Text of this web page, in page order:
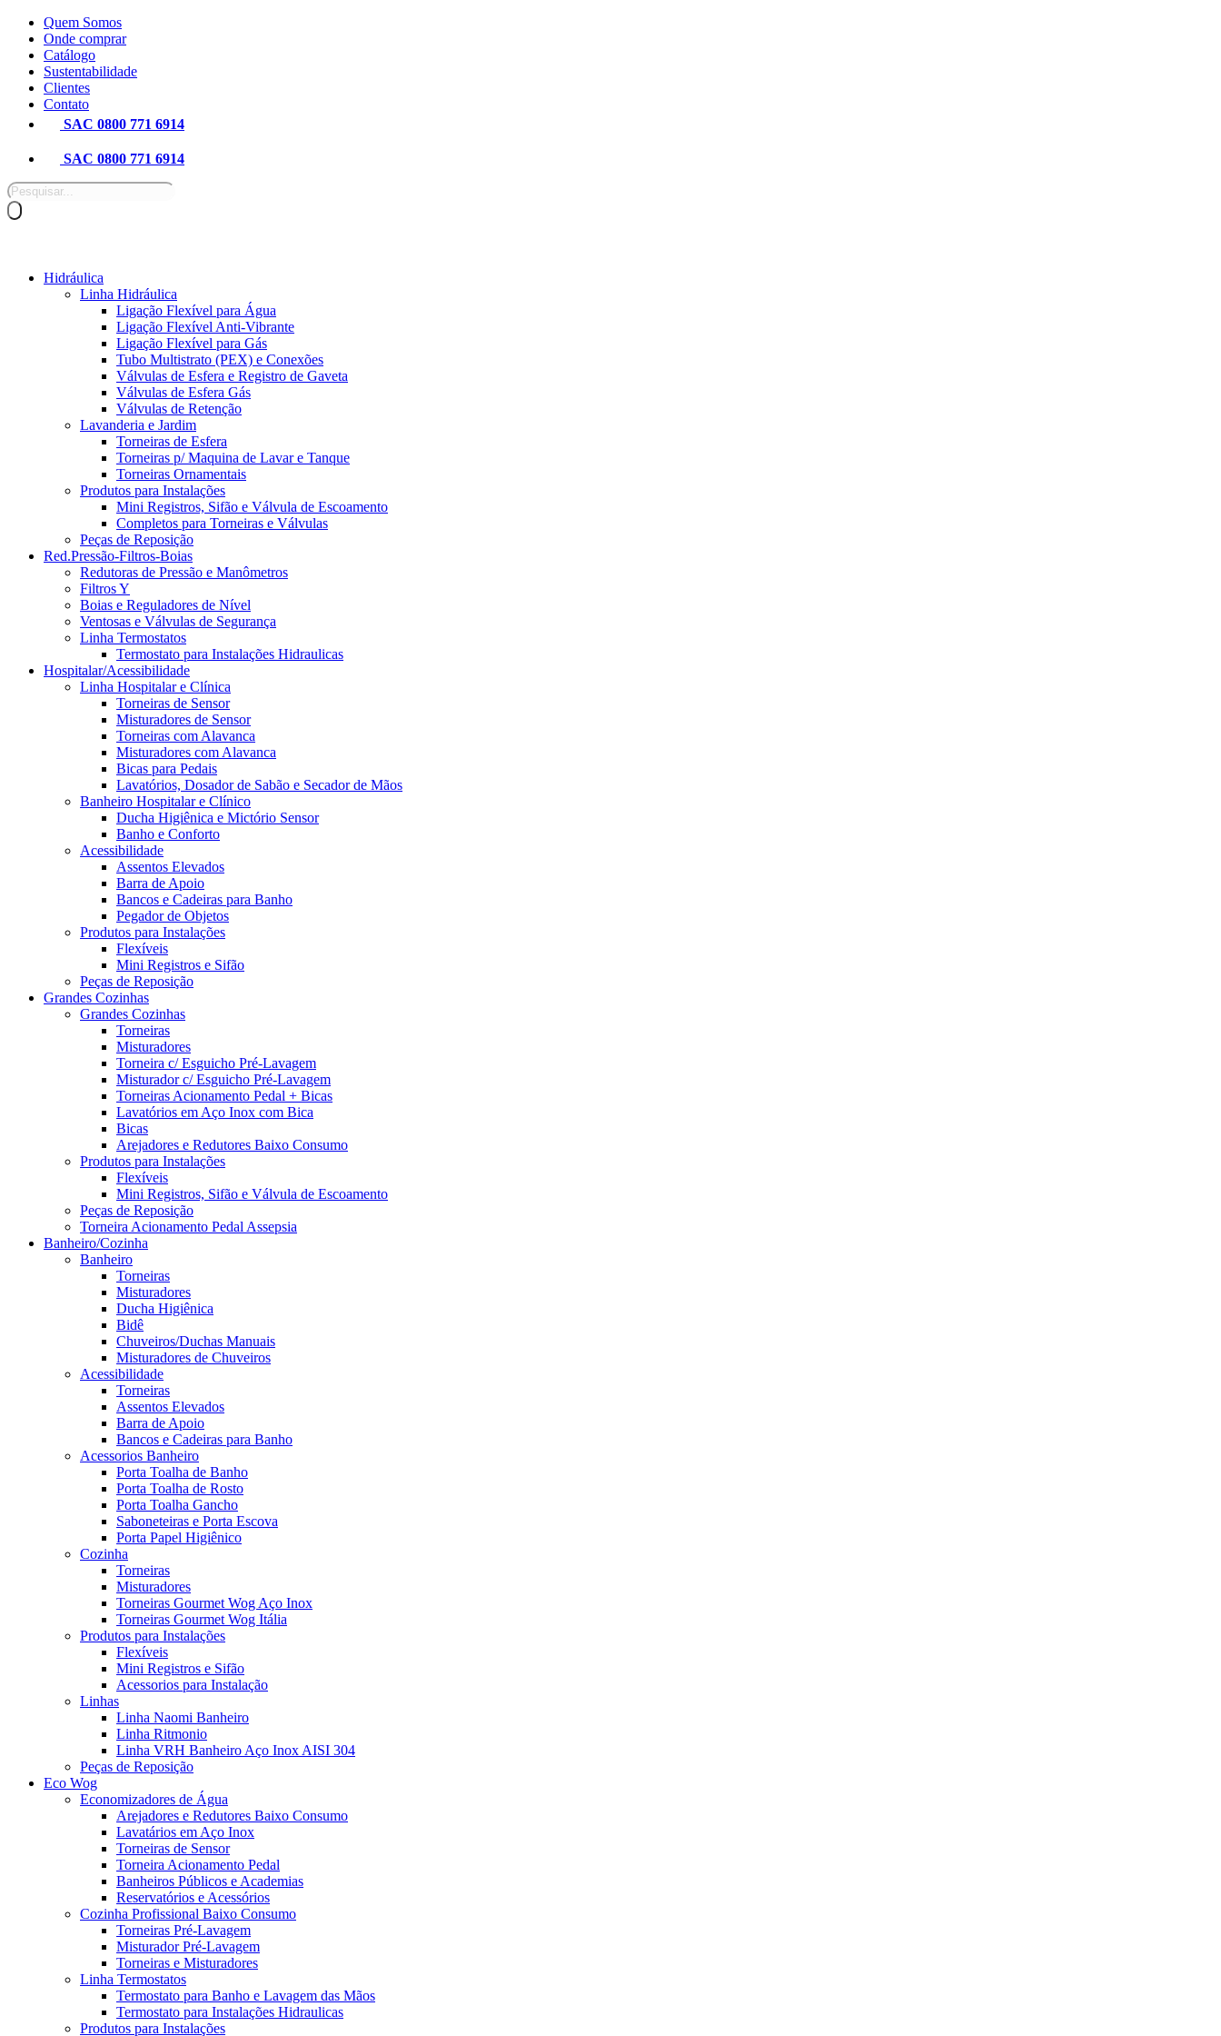
Pular
para
conteúdo
Quem Somos
Onde comprar
Catálogo
Sustentabilidade
Clientes
Contato
SAC 0800 771 6914
SAC 0800 771 6914
Pesquisar
produtos
Hidráulica
Linha Hidráulica
Ligação Flexível para Água
Ligação Flexível Anti-Vibrante
Ligação Flexível para Gás
Tubo Multistrato (PEX) e Conexões
Válvulas de Esfera e Registro de Gaveta
Válvulas de Esfera Gás
Válvulas de Retenção
Lavanderia e Jardim
Torneiras de Esfera
Torneiras p/ Maquina de Lavar e Tanque
Torneiras Ornamentais
Produtos para Instalações
Mini Registros, Sifão e Válvula de Escoamento
Completos para Torneiras e Válvulas
Peças de Reposição
Red.Pressão-Filtros-Boias
Redutoras de Pressão e Manômetros
Filtros Y
Boias e Reguladores de Nível
Ventosas e Válvulas de Segurança
Linha Termostatos
Termostato para Instalações Hidraulicas
Hospitalar/Acessibilidade
Linha Hospitalar e Clínica
Torneiras de Sensor
Misturadores de Sensor
Torneiras com Alavanca
Misturadores com Alavanca
Bicas para Pedais
Lavatórios, Dosador de Sabão e Secador de Mãos
Banheiro Hospitalar e Clínico
Ducha Higiênica e Mictório Sensor
Banho e Conforto
Acessibilidade
Assentos Elevados
Barra de Apoio
Bancos e Cadeiras para Banho
Pegador de Objetos
Produtos para Instalações
Flexíveis
Mini Registros e Sifão
Peças de Reposição
Grandes Cozinhas
Grandes Cozinhas
Torneiras
Misturadores
Torneira c/ Esguicho Pré-Lavagem
Misturador c/ Esguicho Pré-Lavagem
Torneiras Acionamento Pedal + Bicas
Lavatórios em Aço Inox com Bica
Bicas
Arejadores e Redutores Baixo Consumo
Produtos para Instalações
Flexíveis
Mini Registros, Sifão e Válvula de Escoamento
Peças de Reposição
Torneira Acionamento Pedal Assepsia
Banheiro/Cozinha
Banheiro
Torneiras
Misturadores
Ducha Higiênica
Bidê
Chuveiros/Duchas Manuais
Misturadores de Chuveiros
Acessibilidade
Torneiras
Assentos Elevados
Barra de Apoio
Bancos e Cadeiras para Banho
Acessorios Banheiro
Porta Toalha de Banho
Porta Toalha de Rosto
Porta Toalha Gancho
Saboneteiras e Porta Escova
Porta Papel Higiênico
Cozinha
Torneiras
Misturadores
Torneiras Gourmet Wog Aço Inox
Torneiras Gourmet Wog Itália
Produtos para Instalações
Flexíveis
Mini Registros e Sifão
Acessorios para Instalação
Linhas
Linha Naomi Banheiro
Linha Ritmonio
Linha VRH Banheiro Aço Inox AISI 304
Peças de Reposição
Eco Wog
Economizadores de Água
Arejadores e Redutores Baixo Consumo
Lavatários em Aço Inox
Torneiras de Sensor
Torneira Acionamento Pedal
Banheiros Públicos e Academias
Reservatórios e Acessórios
Cozinha Profissional Baixo Consumo
Torneiras Pré-Lavagem
Misturador Pré-Lavagem
Torneiras e Misturadores
Linha Termostatos
Termostato para Banho e Lavagem das Mãos
Termostato para Instalações Hidraulicas
Produtos para Instalações